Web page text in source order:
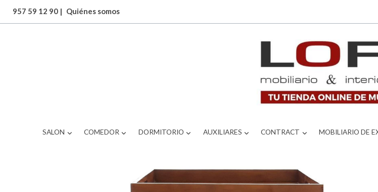
957 59 12 90 | Quiénes somos
SALON COMEDOR DORMITORIO AUXILIARES CONTRACT MOBILIARIO DE